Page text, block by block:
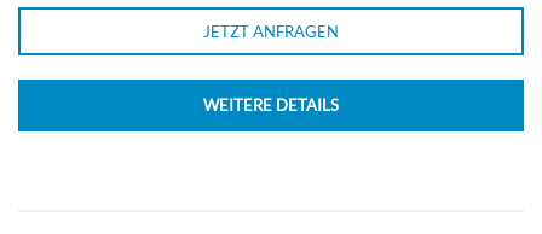
JETZT ANFRAGEN
WEITERE DETAILS